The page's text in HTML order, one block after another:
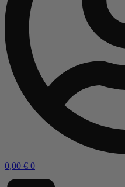
0,00 € 0